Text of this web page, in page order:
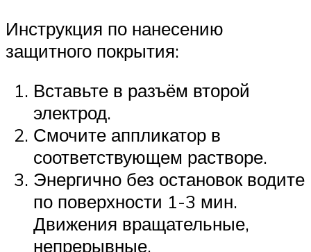
Инструкция по нанесению
защитного покрытия:
Вставьте в разъём второй
электрод.
Смочите аппликатор в
соответствующем растворе.
Энергично без остановок водите
по поверхности 1-3 мин.
Движения вращательные,
непрерывные.